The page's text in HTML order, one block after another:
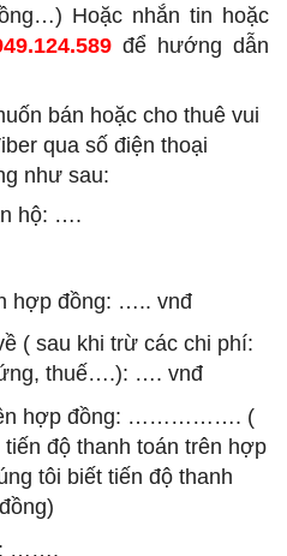
Hoặc nhắn tin hoặc
để hướng dẫn
bán hoặc cho thuê vui
qua số điện thoại
như sau:
hộ: ….
hợp đồng: ….. vnđ
( sau khi trừ các chi phí:
thuế….): …. vnđ
hợp đồng: ……………. (
độ thanh toán trên hợp
tôi biết tiến độ thanh
…….